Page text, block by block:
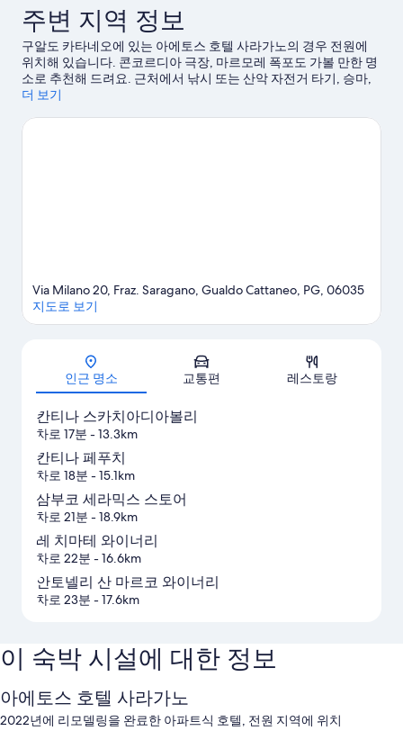
주변 지역 정보
구알도 카타네오에 있는 아에토스 호텔 사라가노의 경우 전원에
위치해 있습니다. 콘코르디아 극장, 마르모레 폭포도 가볼 만한 명
소로 추천해 드려요. 근처에서 낚시 또는 산악 자전거 타기, 승마,
하이킹/바이킹 같은 야외 활동도 즐겨보세요.
더 보기
지도
Via Milano 20, Fraz. Saragano, Gualdo Cattaneo, PG, 06035
지도로 보기
인근 명소 교통편 레스토랑
칸티나 스카치아디아볼리
차로 17분 - 13.3km
칸티나 페푸치
차로 18분 - 15.1km
삼부코 세라믹스 스토어
차로 21분 - 18.9km
레 치마테 와이너리
차로 22분 - 16.6km
안토넬리 산 마르코 와이너리
차로 23분 - 17.6km
이 숙박 시설에 대한 정보
아에토스 호텔 사라가노
2022년에 리모델링을 완료한 아파트식 호텔, 전원 지역에 위치